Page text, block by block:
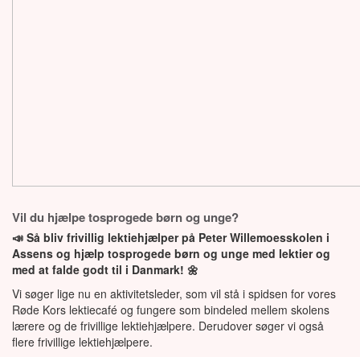
Vil du hjælpe tosprogede børn og unge?
📣 Så bliv frivillig lektiehjælper på Peter Willemoesskolen i
Assens og hjælp tosprogede børn og unge med lektier og
med at falde godt til i Danmark! 🌼
Vi søger lige nu en aktivitetsleder, som vil stå i spidsen for vores
Røde Kors lektiecafé og fungere som bindeled mellem skolens
lærere og de frivillige lektiehjælpere. Derudover søger vi også
flere frivillige lektiehjælpere.